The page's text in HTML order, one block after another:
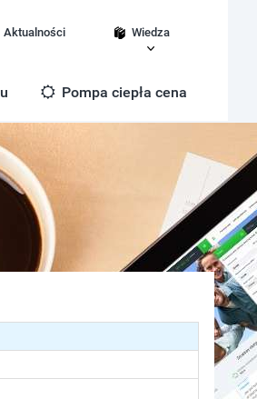
Aktualności Wiedza
Pompa ciepła cena